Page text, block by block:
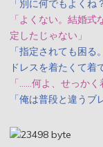
「別に何でもよくね
「よくない。結婚
定したじゃない」
「指定されても困
ドレスを着たくて着
「……何よ、せっか
「俺は普段と違うブ